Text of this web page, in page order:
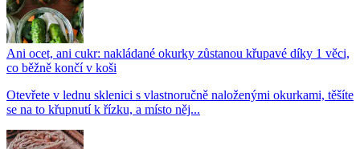
Ani ocet, ani cukr: nakládané okurky zůstanou křupavé díky 1 věci,
co běžně končí v koši
Otevřete v lednu sklenici s vlastnoručně naloženými okurkami, těšíte
se na to křupnutí k řízku, a místo něj...